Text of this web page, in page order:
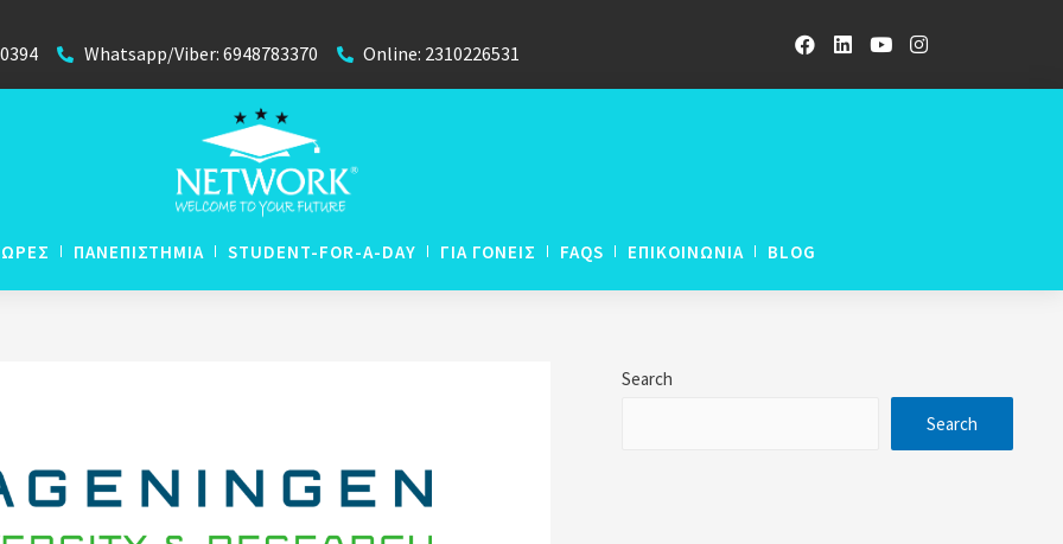
Whatsapp/Viber: 6948783370 Online: 2310226531
NETWORK LNAT
ΠΑΝΕΠΙΣΤΗΜΙΑ STUDENT-FOR-A-DAY ΓΙΑ ΓΟΝΕΙΣ FAQS ΕΠΙΚΟΙΝΩΝΙΑ BLOG
Search
Search